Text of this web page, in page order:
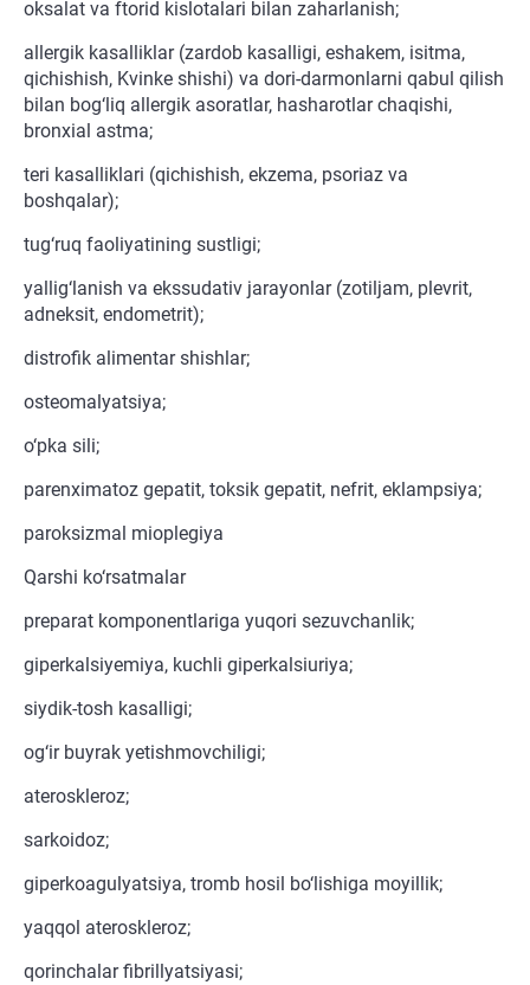
oksalat va ftorid kislotalari bilan zaharlanish;
allergik kasalliklar (zardob kasalligi, eshakem, isitma,
qichishish, Kvinke shishi) va dori-darmonlarni qabul qilish
bilan bog‘liq allergik asoratlar, hasharotlar chaqishi,
bronxial astma;
teri kasalliklari (qichishish, ekzema, psoriaz va
boshqalar);
tug‘ruq faoliyatining sustligi;
yallig‘lanish va ekssudativ jarayonlar (zotiljam, plevrit,
adneksit, endometrit);
distrofik alimentar shishlar;
osteomalyatsiya;
o‘pka sili;
parenximatoz gepatit, toksik gepatit, nefrit, eklampsiya;
paroksizmal mioplegiya
Qarshi ko‘rsatmalar
preparat komponentlariga yuqori sezuvchanlik;
giperkalsiyemiya, kuchli giperkalsiuriya;
siydik-tosh kasalligi;
og‘ir buyrak yetishmovchiligi;
ateroskleroz;
sarkoidoz;
giperkoagulyatsiya, tromb hosil bo‘lishiga moyillik;
yaqqol ateroskleroz;
qorinchalar fibrillyatsiyasi;